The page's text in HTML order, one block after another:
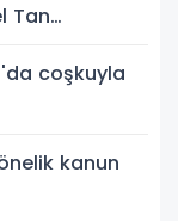
Tan
coşkuyla
kanun